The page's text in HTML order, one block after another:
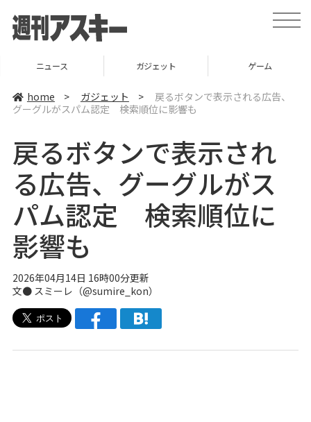
t
o
ニュース ガジェット ゲーム
home > ガジェット >
戻るボタンで表示される広告、
グーグルがスパム認定 検索順位に影響も
戻るボタンで表示され
る広告、グーグルがス
パム認定 検索順位に
影響も
2026年04月14日 16時00分更新
文● スミーレ（@sumire_kon）